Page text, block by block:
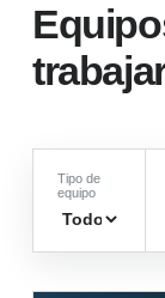
Tipo de
equipo